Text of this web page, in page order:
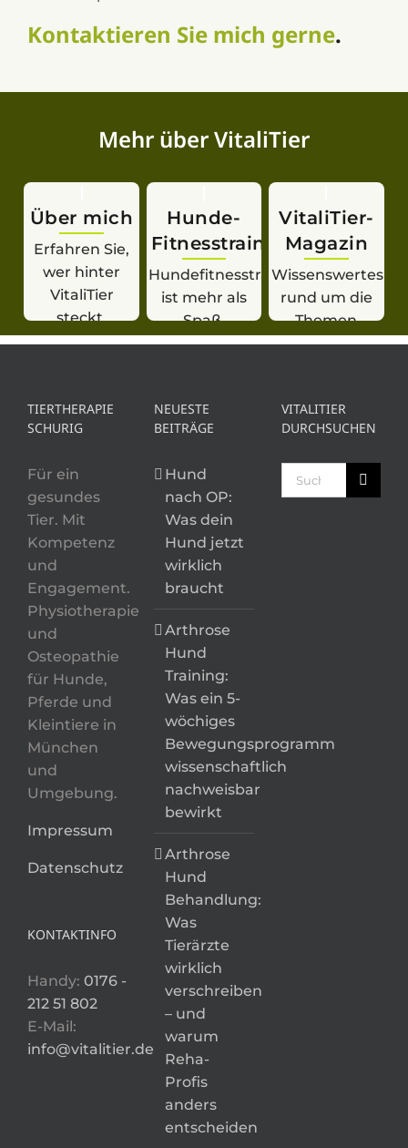
Kontaktieren Sie mich gerne.
Mehr über VitaliTier
Über mich
Erfahren Sie,
wer hinter
VitaliTier
steckt.
Hunde-
Fitnesstraining
Hundefitnesstraining
ist mehr als
Spaß.
VitaliTier-
Magazin
Wissenswertes
rund um die
Themen
TIERTHERAPIE
SCHURIG
Für ein
gesundes
Tier. Mit
Kompetenz
und
Engagement.
Physiotherapie
und
Osteopathie
für Hunde,
Pferde und
Kleintiere in
München
und
Umgebung.
Impressum
Datenschutz
KONTAKTINFO
Handy: 0176 -
212 51 802
E-Mail:
info@vitalitier.de
NEUESTE
BEITRÄGE
Hund
nach OP:
Was dein
Hund jetzt
wirklich
braucht
Arthrose
Hund
Training:
Was ein 5-
wöchiges
Bewegungsprogramm
wissenschaftlich
nachweisbar
bewirkt
Arthrose
Hund
Behandlung:
Was
Tierärzte
wirklich
verschreiben
– und
warum
Reha-
Profis
anders
entscheiden
VITALITIER
DURCHSUCHEN
Suche
nach: